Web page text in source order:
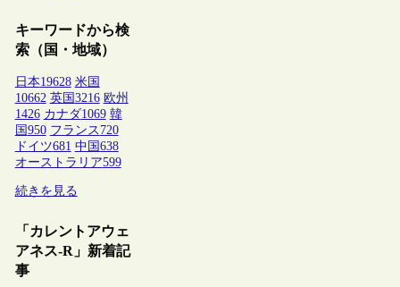
キーワードから検
索（国・地域）
日本19628 米国
10662 英国 3216 欧州
1426 カナダ1069 韓
国 950 フランス 720
ドイツ681 中国 638
オーストラリア599
続きを見る
「カレントアウェ
アネス-R」新着記
事